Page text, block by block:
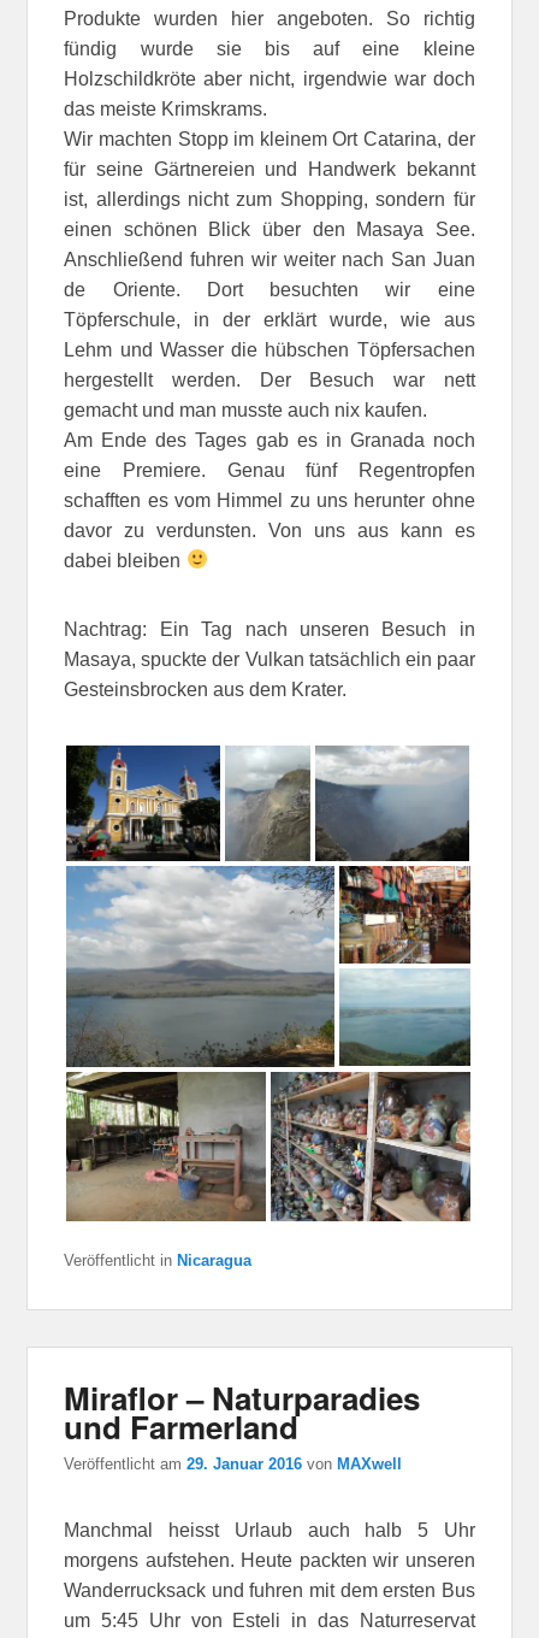
Produkte wurden hier angeboten. So richtig
fündig wurde sie bis auf eine kleine
Holzschildkröte aber nicht, irgendwie war doch
das meiste Krimskrams.
Wir machten Stopp im kleinem Ort Catarina, der
für seine Gärtnereien und Handwerk bekannt
ist, allerdings nicht zum Shopping, sondern für
einen schönen Blick über den Masaya See.
Anschließend fuhren wir weiter nach San Juan
de Oriente. Dort besuchten wir eine
Töpferschule, in der erklärt wurde, wie aus
Lehm und Wasser die hübschen Töpfersachen
hergestellt werden. Der Besuch war nett
gemacht und man musste auch nix kaufen.
Am Ende des Tages gab es in Granada noch
eine Premiere. Genau fünf Regentropfen
schafften es vom Himmel zu uns herunter ohne
davor zu verdunsten. Von uns aus kann es
dabei bleiben
Nachtrag: Ein Tag nach unseren Besuch in
Masaya, spuckte der Vulkan tatsächlich ein paar
Gesteinsbrocken aus dem Krater.
Veröffentlicht in Nicaragua
Miraflor – Naturparadies
und Farmerland
Veröffentlicht am29. Januar 2016 vonMAXwell
Manchmal heisst Urlaub auch halb 5 Uhr
morgens aufstehen. Heute packten wir unseren
Wanderrucksack und fuhren mit dem ersten Bus
um 5:45 Uhr von Esteli in das Naturreservat